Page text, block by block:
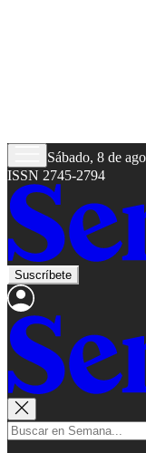
Sábado, 8 de
ISSN 2745-2794
Suscríbete